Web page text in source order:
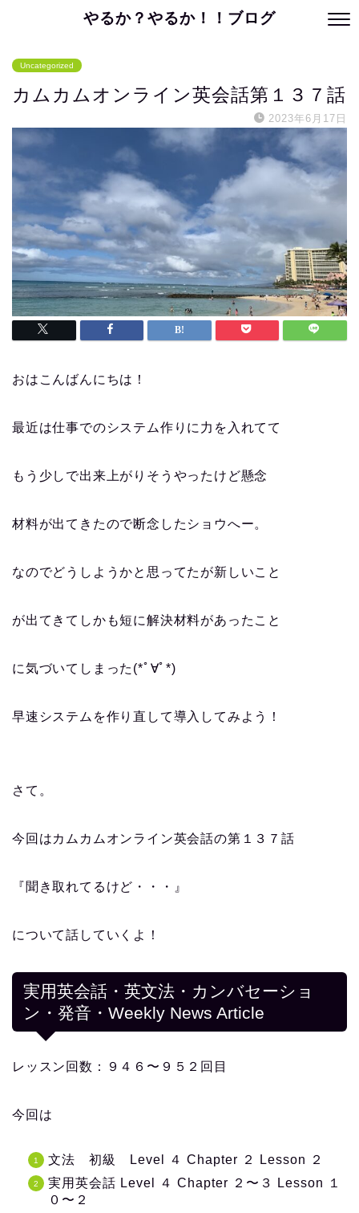
やるか？やるか！！ブログ
Uncategorized
カムカムオンライン英会話第１３７話
2023年6月17日
おはこんばんにちは！
最近は仕事でのシステム作りに力を入れてて
もう少しで出来上がりそうやったけど懸念
材料が出てきたので断念したショウへー。
なのでどうしようかと思ってたが新しいこと
が出てきてしかも短に解決材料があったこと
に気づいてしまった(*ﾟ∀ﾟ*)
早速システムを作り直して導入してみよう！
さて。
今回はカムカムオンライン英会話の第１３７話
『聞き取れてるけど・・・』
について話していくよ！
実用英会話・英文法・カンバセーショ
ン・発音・Weekly News Article
レッスン回数：９４６〜９５２回目
今回は
文法 初級 Level ４ Chapter ２ Lesson ２
実用英会話 Level ４ Chapter ２〜３ Lesson １
０〜２